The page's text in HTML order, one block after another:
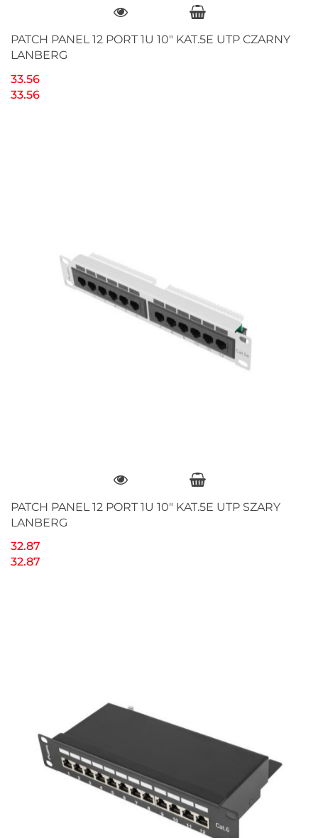
PATCH PANEL 12 PORT 1U 10" KAT.5E UTP CZARNY
LANBERG
33.56
33.56
PATCH PANEL 12 PORT 1U 10" KAT.5E UTP SZARY
LANBERG
32.87
32.87